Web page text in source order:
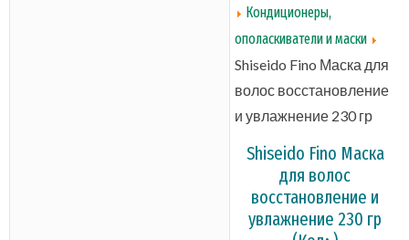
Кондиционеры,
ополаскиватели и маски
Shiseido Fino Маска для
волос восстановление
и увлажнение 230 гр
Shiseido Fino Маска
для волос
восстановление и
увлажнение 230 гр